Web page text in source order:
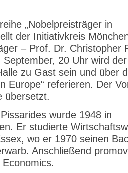
„Nobelpreisträger in
der Initiativkreis
– Prof. Dr. Christopher
20 Uhr wird
zu Gast sein und über
Europe“ referieren. Der
übersetzt.
wurde 1948 in
Er studierte
wo er 1970 seinen
Anschließend